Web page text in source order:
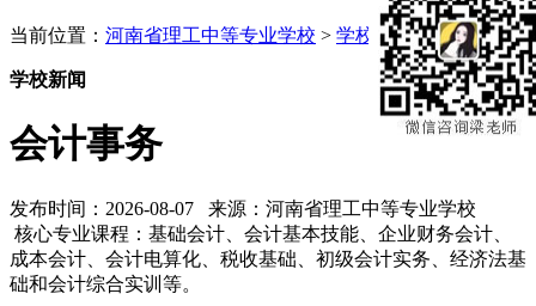
当前位置： 河南省理工中等专业学校 > 学校新闻
学校新闻
会计事务
发布时间：2026-08-07 来源：河南省理工中等专业学校
核心专业课程：基础会计、会计基本技能、企业财务会计、
成本会计、会计电算化、税收基础、初级会计实务、经济法基
础和会计综合实训等。